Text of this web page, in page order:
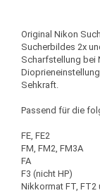
Original Nikon
Sucherbildes 2x
Scharfstellung bei
Sehkraft.
Passend für die
FE, FE2
FM, FM2, FM3A
FA
F3 (nicht HP)
Nikkormat FT, FT2